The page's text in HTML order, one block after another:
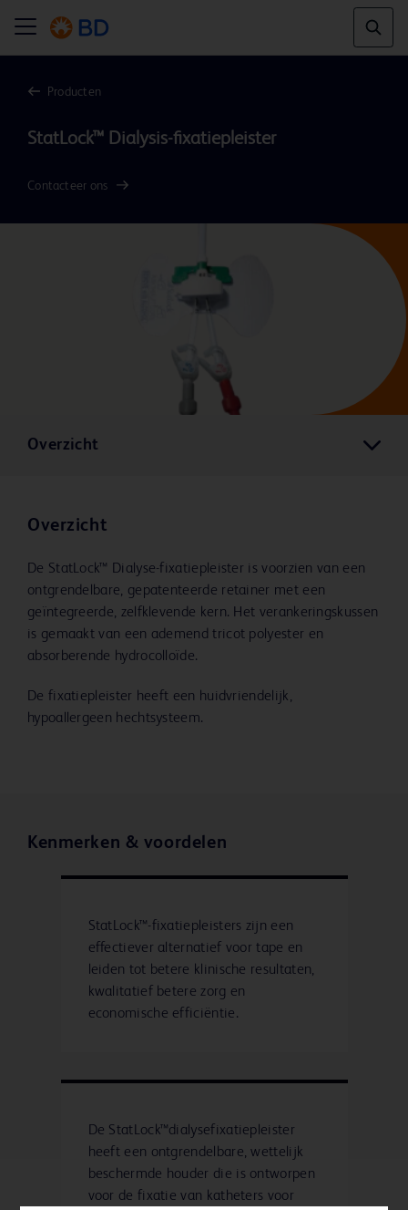
Producten
StatLock™ Dialysis-fixatiepleister
Contacteer ons
Overzicht
Overzicht
De StatLock™ Dialyse-fixatiepleister is voorzien van een
ontgrendelbare, gepatenteerde retainer met een
geïntegreerde, zelfklevende kern. Het verankeringskussen
is gemaakt van een ademend tricot polyester en
absorberende hydrocolloïde.
De fixatiepleister heeft een huidvriendelijk,
hypoallergeen hechtsysteem.
Kenmerken & voordelen
StatLock™-fixatiepleisters zijn een
effectiever alternatief voor tape en
leiden tot betere klinische resultaten,
kwalitatief betere zorg en
economische efficiëntie.
De StatLock™dialysefixatiepleister
heeft een ontgrendelbare, wettelijk
beschermde houder die is ontworpen
voor de fixatie van katheters voor